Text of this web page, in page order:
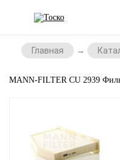
Главная
MANN-FILTER CU 2939